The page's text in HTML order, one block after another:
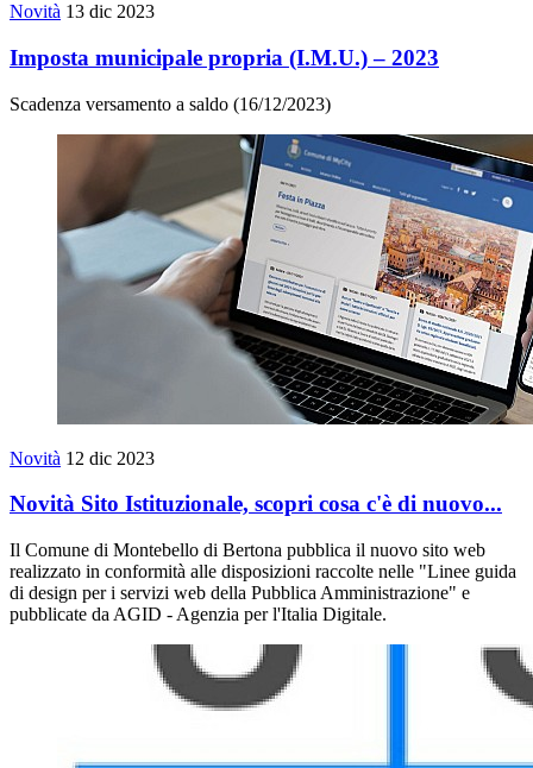
Novità 13 dic 2023
Imposta municipale propria (I.M.U.) – 2023
Scadenza versamento a saldo (16/12/2023)
Novità 12 dic 2023
Novità Sito Istituzionale, scopri cosa c'è di nuovo...
Il Comune di Montebello di Bertona pubblica il nuovo sito web
realizzato in conformità alle disposizioni raccolte nelle "Linee guida
di design per i servizi web della Pubblica Amministrazione" e
pubblicate da AGID - Agenzia per l'Italia Digitale.